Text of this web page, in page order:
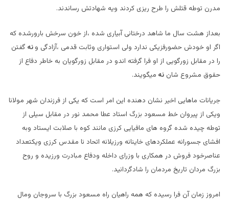
مدرن توطه قتلش را طرح ریزی کردند ویه شهادتش رساندند.
بعداز هشت سال ما شاهد درختانی آبیاری شده ،از خون سرخش بارورشده که
اگر او خودش حضورفزیکی ندارد ولی استواری وثابت قدمی ،آزادگی ونه گفتن
را در مقابل زورگویی از او فرا گرفته اندو در مقابل زورگویان به خاطر دفاع از
حقوق مشروع شان نه میگویند.
جریانات ماهایی اخیر نشان دهنده این امر است که یکی از فرزندان شهر مولانا
ویکی از پیروان خط مسعود بزرگ استاد عطا محمد نور در مقابل سیلی از
توطه چیده شده گروه های مافیایی کرزی مانند کوه با صلابت ایستاد وبه
افشای جسورانه عملکردهای خاینانه ورزیلانه اتحاد نا مقدس کرزی ویکتعداد
عناصرخود فروش در همکاری با وزرای داخله ودفاع مبادرت ورزیده و روح
بزرگ مردان تاریخ مردمان را شادگردانید.
امروز زمان آن فرا رسیده که همه راهیان راه مسعود بزرگ با سروجان ومال